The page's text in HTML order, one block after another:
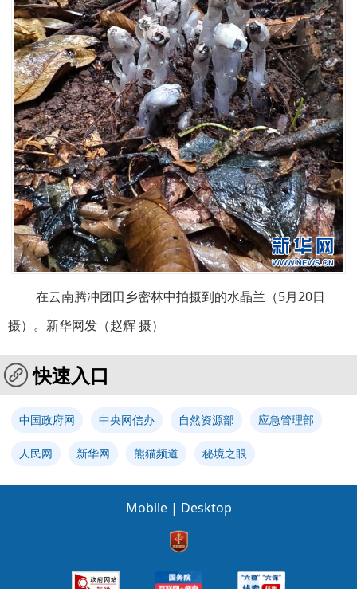
在云南腾冲团田乡密林中拍摄到的水晶兰（5月20日
摄）。新华网发（赵辉 摄）
快速入口
中国政府网 中央网信办 自然资源部 应急管理部
人民网 新华网 熊猫频道 秘境之眼
Mobile | Desktop